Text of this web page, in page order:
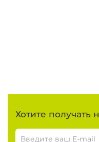
Хотите получать